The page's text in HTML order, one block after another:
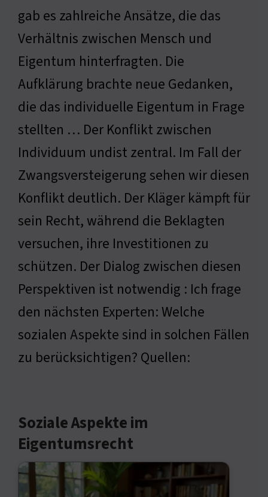
gab es zahlreiche Ansätze, die das
Verhältnis zwischen Mensch und
Eigentum hinterfragten. Die
Aufklärung brachte neue Gedanken,
die das individuelle Eigentum in Frage
stellten … Der Konflikt zwischen
Individuum undist zentral. Im Fall der
Zwangsversteigerung sehen wir diesen
Konflikt deutlich. Der Kläger kämpft für
sein Recht, während die Beklagten
versuchen, ihre Investitionen zu
schützen. Der Dialog zwischen diesen
Perspektiven ist notwendig : Ich frage
den nächsten Experten: Welche
sozialen Aspekte sind in solchen Fällen
zu berücksichtigen? Quellen:
Soziale Aspekte im
Eigentumsrecht